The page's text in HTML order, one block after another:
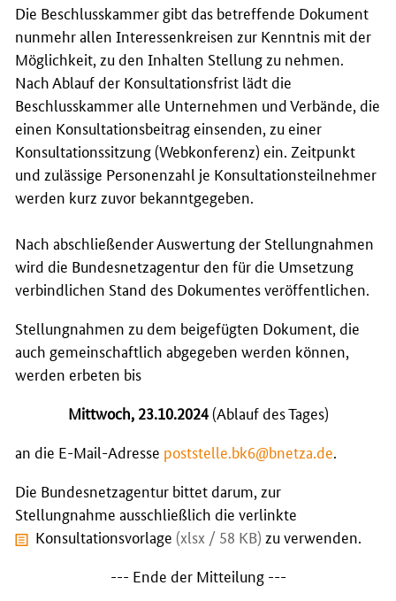
Die Beschlusskammer gibt das betreffende Dokument
nunmehr allen Interessenkreisen zur Kenntnis mit der
Möglichkeit, zu den Inhalten Stellung zu nehmen.
Nach Ablauf der Konsultationsfrist lädt die
Beschlusskammer alle Unternehmen und Verbände, die
einen Konsultationsbeitrag einsenden, zu einer
Konsultationssitzung (Webkonferenz) ein. Zeitpunkt
und zulässige Personenzahl je Konsultationsteilnehmer
werden kurz zuvor bekanntgegeben.
Nach abschließender Auswertung der Stellungnahmen
wird die Bundesnetzagentur den für die Umsetzung
verbindlichen Stand des Dokumentes veröffentlichen.
Stellungnahmen zu dem beigefügten Dokument, die
auch gemeinschaftlich abgegeben werden können,
werden erbeten bis
Mittwoch, 23.10.2024(Ablauf des Tages)
an die E-Mail-Adresse poststelle.bk6@bnetza.de
Die Bundesnetzagentur bittet darum, zur
Stellungnahme ausschließlich die verlinkte
Konsultationsvorlage (xlsx / 58 KB) zu verwenden.
--- Ende der Mitteilung ---